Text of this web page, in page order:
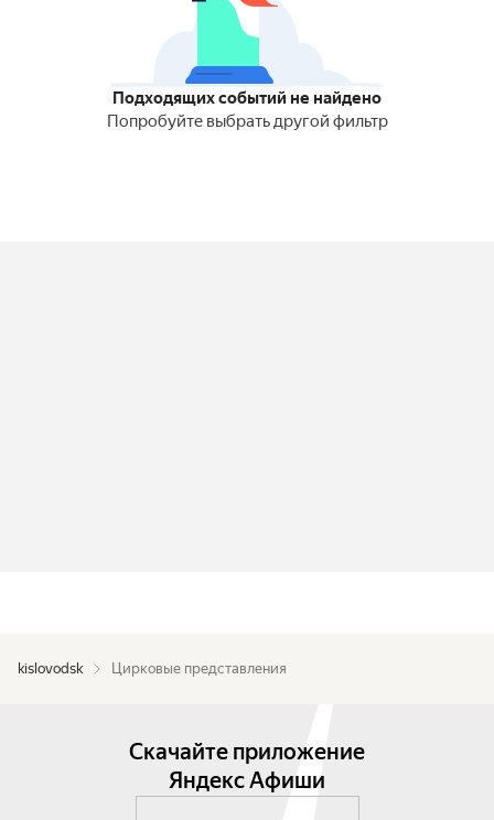
Подходящих событий не найдено
Попробуйте выбрать другой фильтр
kislovodsk Цирковые представления
Скачайте приложение
Яндекс Афиши